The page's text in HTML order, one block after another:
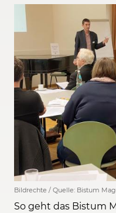
Bildrechte / Quelle: Bistum
So geht das Bistum